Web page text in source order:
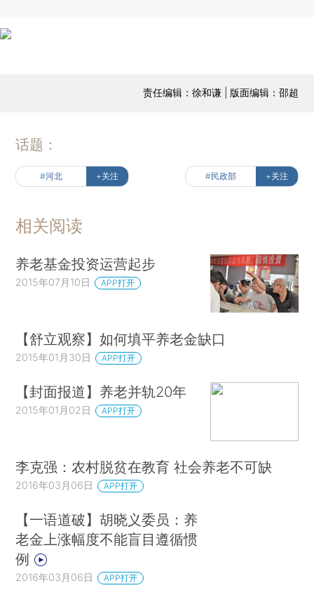
责任编辑：徐和谦 | 版面编辑：邵超
话题：
#河北 +关注 #民政部 +关注
相关阅读
养老基金投资运营起步
2015年07月10日 APP打开
【舒立观察】如何填平养老金缺口
2015年01月30日 APP打开
【封面报道】养老并轨20年
2015年01月02日 APP打开
李克强：农村脱贫在教育 社会养老不可缺
2016年03月06日 APP打开
【一语道破】胡晓义委员：养
老金上涨幅度不能盲目遵循惯
例
2016年03月06日 APP打开